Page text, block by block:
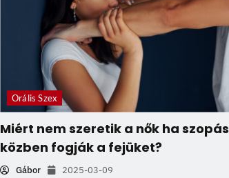
Orális Szex
Miért nem szeretik a nők ha szopás
közben fogják a fejüket?
Gábor 2025-03-09